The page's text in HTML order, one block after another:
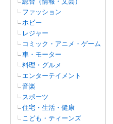
ファッション
ホビー
レジャー
コミック・アニメ・ゲーム
車・モーター
料理・グルメ
エンターテイメント
音楽
スポーツ
住宅・生活・健康
こども・ティーンズ